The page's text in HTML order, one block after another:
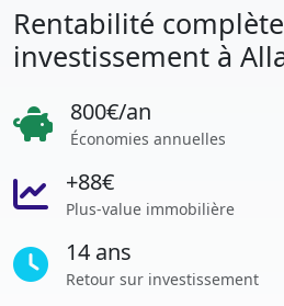
Rentabilité
investissement à
800€/an
Économies annuelles
+88€
Plus-value immobilière
14 ans
Retour sur investissement